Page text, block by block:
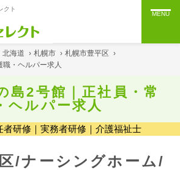
クト
MENU
北海道 › 札幌市 › 札幌市豊平区 ›
・ヘルパー求人
島2号館｜正社員・常
ヘルパー求人
者研修｜実務者研修｜介護福祉士
/ナーシングホーム/